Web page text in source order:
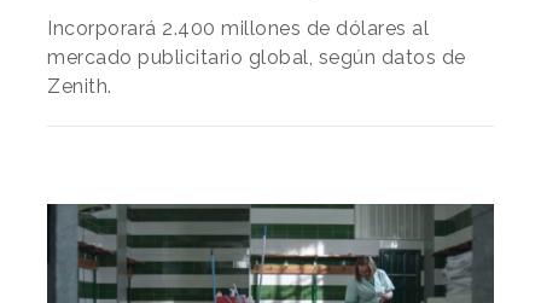
Incorporará 2.400 millones de dólares al
mercado publicitario global, según datos de
Zenith.